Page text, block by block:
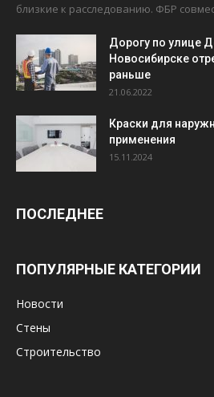
близкие к расследованию. ФБР
Дорогу по улице
Новосибирске
раньше
21.06.2022
Краски для
применения
15.11.2024
ПОСЛЕДНЕЕ
ПОПУЛЯРНЫЕ КАТЕГОРИИ
Новости
Стены
Строительство